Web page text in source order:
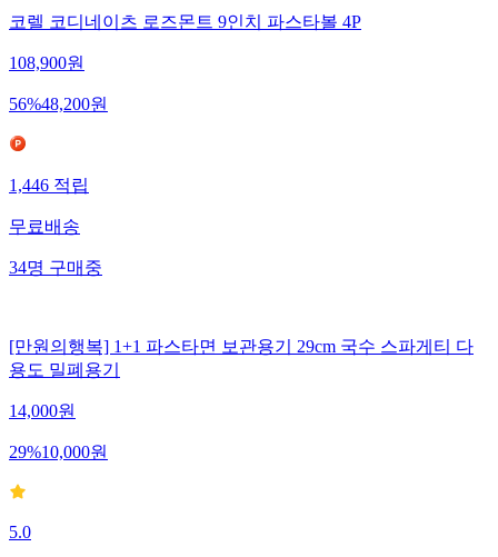
코렐 코디네이츠 로즈몬트 9인치 파스타볼 4P
108,900원
56%48,200원
1,446적립
무료배송
34명구매중
[만원의행복] 1+1 파스타면 보관용기 29cm 국수 스파게티 다
용도 밀폐용기
14,000원
29%10,000원
5.0